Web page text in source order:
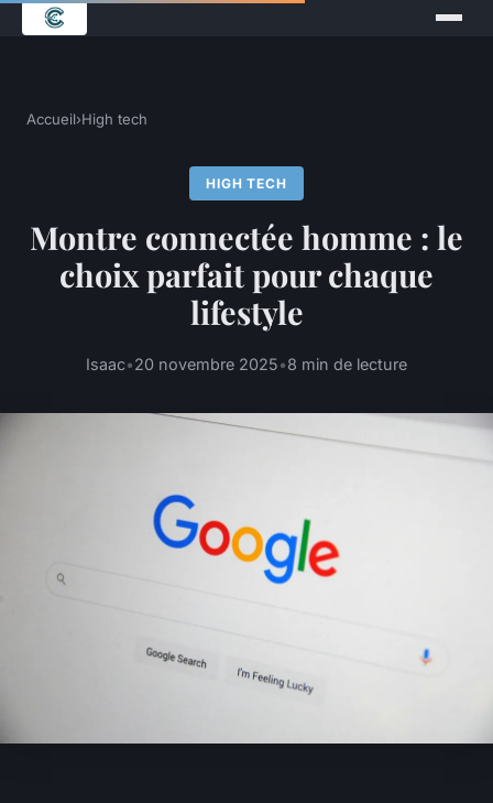
Accueil›High tech
HIGH TECH
Montre connectée homme : le
choix parfait pour chaque
lifestyle
Isaac•20 novembre 2025•8 min de lecture